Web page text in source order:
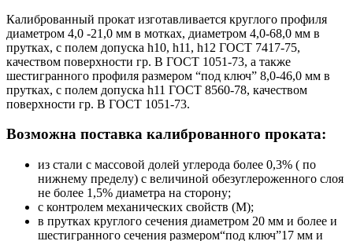
Калиброванный прокат изготавливается круглого профиля
диаметром 4,0 -21,0 мм в мотках, диаметром 4,0-68,0 мм в
прутках, с полем допуска h10, h11, h12 ГОСТ 7417-75,
качеством поверхности гр. В ГОСТ 1051-73, а также
шестигранного профиля размером “под ключ” 8,0-46,0 мм в
прутках, с полем допуска h11 ГОСТ 8560-78, качеством
поверхности гр. В ГОСТ 1051-73.
Возможна поставка калиброванного проката:
из стали с массовой долей углерода более 0,3% ( по
нижнему пределу) с величиной обезуглероженного слоя
не более 1,5% диаметра на сторону;
с контролем механических свойств (М);
в прутках круглого сечения диаметром 20 мм и более и
шестигранного сечения размером“под ключ”17 мм и